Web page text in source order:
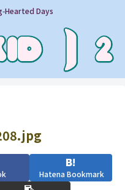
Days
Hatena Bookmark